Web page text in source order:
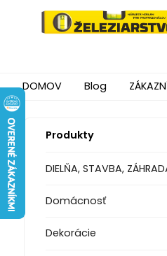
DOMOV Blog
Produkty
DIELŇA, STAVBA,
Domácnosť
Dekorácie